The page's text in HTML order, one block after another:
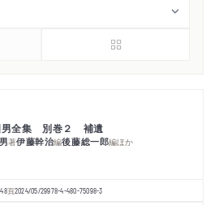
男全集 別巻２ 補遺
著伊藤幹治編後藤総一郎編ほか
頁2024/05/29978-4-480-75098-3